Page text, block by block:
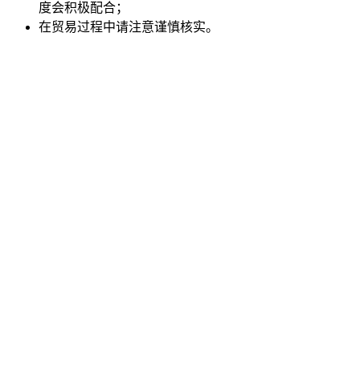
度会积极配合；
在贸易过程中请注意谨慎核实。